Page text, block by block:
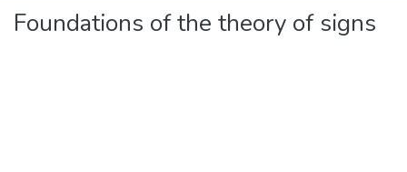
Foundations of the theory of signs